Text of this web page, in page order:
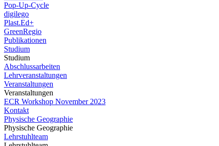
Pop-Up-Cycle
digilego
Plast.Ed+
GreenRegio
Publikationen
Studium
Studium
Abschlussarbeiten
Lehrveranstaltungen
Veranstaltungen
Veranstaltungen
ECR Workshop November 2023
Kontakt
Physische Geographie
Physische Geographie
Lehrstuhlteam